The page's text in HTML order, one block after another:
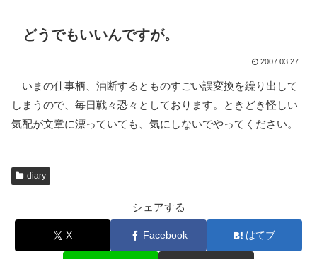
どうでもいいんですが。
2007.03.27
いまの仕事柄、油断するとものすごい誤変換を繰り出して
しまうので、毎日戦々恐々としております。ときどき怪しい
気配が文章に漂っていても、気にしないでやってください。
diary
シェアする
X Facebook はてブ